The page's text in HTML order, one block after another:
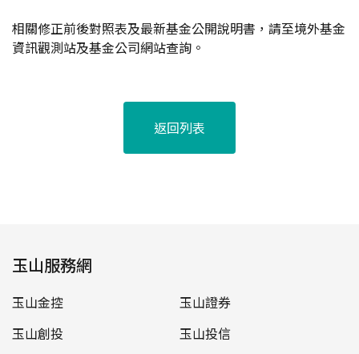
相關修正前後對照表及最新基金公開說明書，請至境外基金
資訊觀測站及基金公司網站查詢。
返回列表
玉山服務網
玉山金控
玉山證券
玉山創投
玉山投信